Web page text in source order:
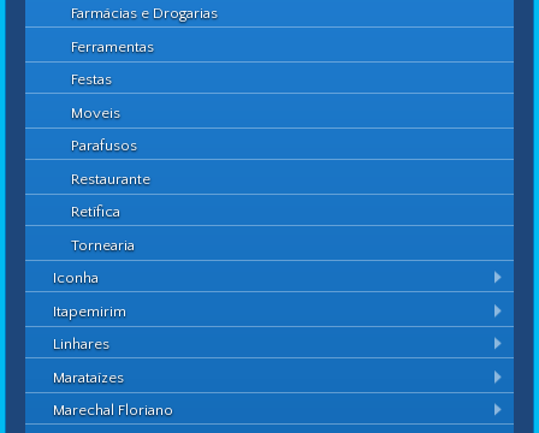
Farmácias e Drogarias
Ferramentas
Festas
Moveis
Parafusos
Restaurante
Retífica
Tornearia
Iconha
Itapemirim
Linhares
Marataízes
Marechal Floriano